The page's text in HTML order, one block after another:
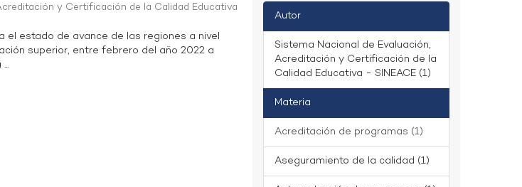
y Certificación de la Calidad Educativa
el estado de avance de las regiones a nivel
superior, entre febrero del año 2022 a
Autor
Sistema Nacional de Evaluación,
Acreditación y Certificación de la
Calidad Educativa - SINEACE (1)
Materia
Acreditación de programas (1)
Aseguramiento de la calidad (1)